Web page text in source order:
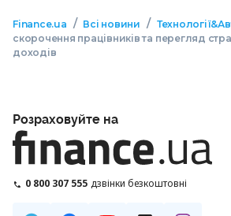
Finance.ua / Всі новини /
скорочення працівників та перегляд
доходів
Розраховуйте на
0 800 307 555 дзвінки безкоштовні